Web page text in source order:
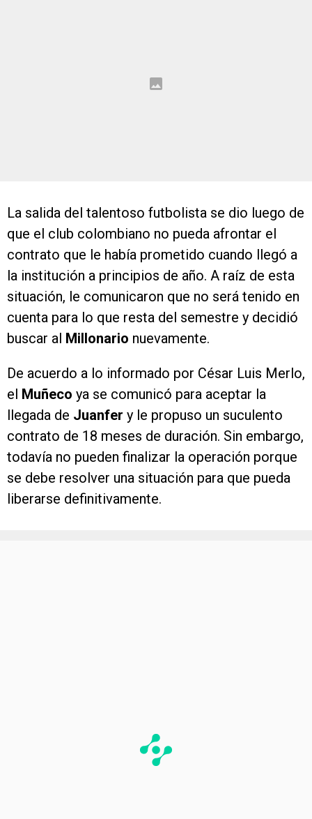
La salida del talentoso futbolista se dio luego de
que el club colombiano no pueda afrontar el
contrato que le había prometido cuando llegó a
la institución a principios de año. A raíz de esta
situación, le comunicaron que no será tenido en
cuenta para lo que resta del semestre y decidió
buscar al Millonario nuevamente.
De acuerdo a lo informado por César Luis Merlo,
el Muñeco ya se comunicó para aceptar la
llegada de Juanfer y le propuso un suculento
contrato de 18 meses de duración. Sin embargo,
todavía no pueden finalizar la operación porque
se debe resolver una situación para que pueda
liberarse definitivamente.